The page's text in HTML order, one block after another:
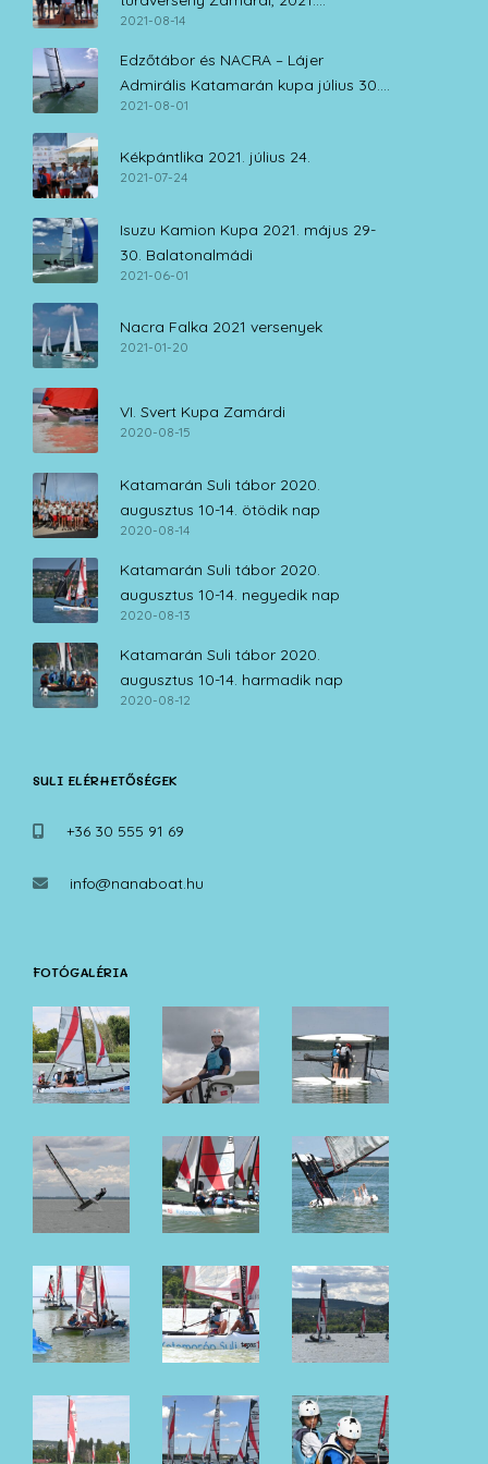
augusztus 14.
2021-08-14
Edzőtábor és NACRA – Lájer
Admirális Katamarán kupa július 30. –
augusztus 1.
2021-08-01
Kékpántlika 2021. július 24.
2021-07-24
Isuzu Kamion Kupa 2021. május 29-
30. Balatonalmádi
2021-06-01
Nacra Falka 2021 versenyek
2021-01-20
VI. Svert Kupa Zamárdi
2020-08-15
Katamarán Suli tábor 2020.
augusztus 10-14. ötödik nap
2020-08-14
Katamarán Suli tábor 2020.
augusztus 10-14. negyedik nap
2020-08-13
Katamarán Suli tábor 2020.
augusztus 10-14. harmadik nap
2020-08-12
SULI ELÉRHETŐSÉGEK
+36 30 555 91 69
info@nanaboat.hu
FOTÓGALÉRIA